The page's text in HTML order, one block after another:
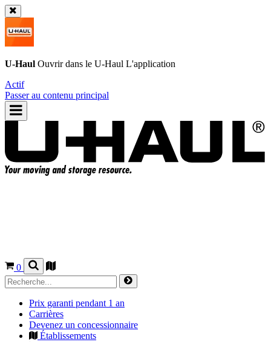
U-Haul Ouvrir dans le U-Haul L'application
Actif
Passer au contenu principal
0
Prix garanti pendant 1 an
Carrières
Devenez un concessionnaire
Établissements